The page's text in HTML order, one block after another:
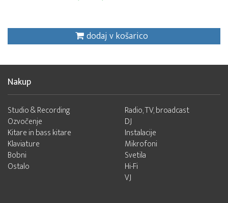
dodaj v košarico
Nakup
Studio & Recording
Ozvočenje
Kitare in bass kitare
Klaviature
Bobni
Ostalo
Radio, TV, broadcast
DJ
Instalacije
Mikrofoni
Svetila
Hi-Fi
VJ